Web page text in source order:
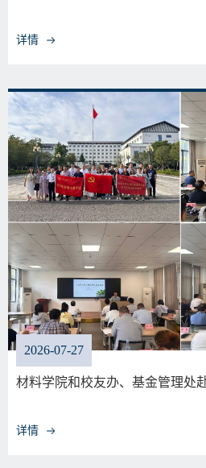
详情
2026-07-27
材料学院和校友办、基金管理处
详情